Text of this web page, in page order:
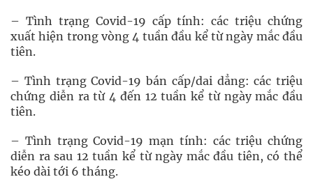
– Tình trạng Covid-19 cấp tính: các triệu chứng
xuất hiện trong vòng 4 tuần đầu kể từ ngày mắc đầu
tiên.
– Tình trạng Covid-19 bán cấp/dai dẳng: các triệu
chứng diễn ra từ 4 đến 12 tuần kể từ ngày mắc đầu
tiên.
– Tình trạng Covid-19 mạn tính: các triệu chứng
diễn ra sau 12 tuần kể từ ngày mắc đầu tiên, có thể
kéo dài tới 6 tháng.